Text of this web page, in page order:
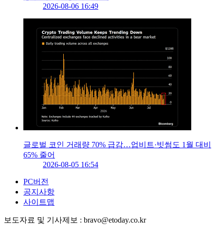
2026-08-06 16:49
글로벌 코인 거래량 70% 급감…업비트·빗썸도 1월 대비
65% 줄어
2026-08-05 16:54
PC버전
공지사항
사이트맵
보도자료 및 기사제보 : bravo@etoday.co.kr